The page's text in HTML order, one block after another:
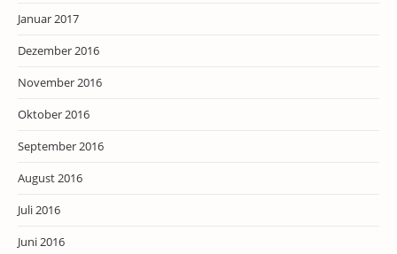
Januar 2017
Dezember 2016
November 2016
Oktober 2016
September 2016
August 2016
Juli 2016
Juni 2016